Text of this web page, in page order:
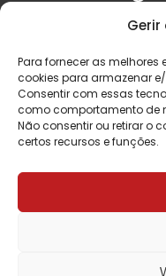
Para fornecer as
cookies para armazenar
Consentir com essas
como comportamento de
Não consentir ou retirar o
certos recursos e funções.
POLÍTICA DE
PRIVACIDADE
POLÍTICA DE
REEMBOLSO
LIVRO DE